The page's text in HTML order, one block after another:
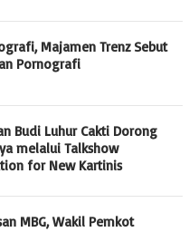
Majamen Trenz Sebut
Pornografi
Budi Luhur Cakti Dorong
melalui Talkshow
for New Kartinis
MBG, Wakil Pemkot